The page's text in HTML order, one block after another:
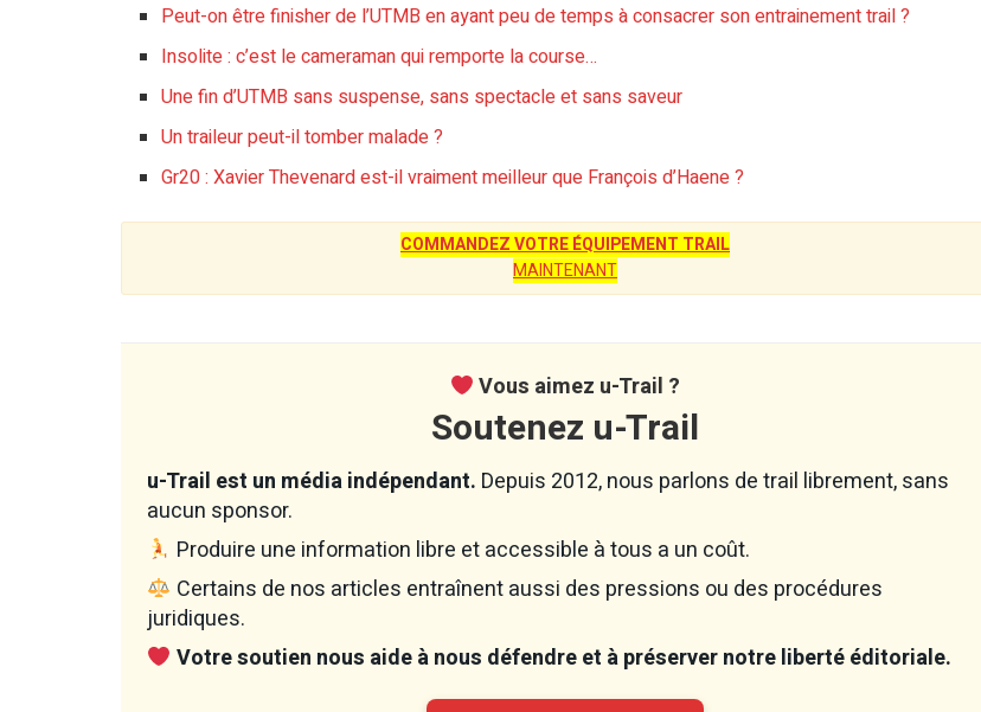
Peut-on être finisher de l’UTMB en ayant peu de temps à consacrer son entrainement trail ?
Insolite : c’est le cameraman qui remporte la course…
Une fin d’UTMB sans suspense, sans spectacle et sans saveur
Un traileur peut-il tomber malade ?
Gr20 : Xavier Thevenard est-il vraiment meilleur que François d’Haene ?
COMMANDEZ VOTRE ÉQUIPEMENT TRAIL
MAINTENANT
Vous aimez u-Trail ?
Soutenez u-Trail
u-Trail est un média indépendant. Depuis 2012, nous parlons de trail librement, sans
aucun sponsor.
Produire une information libre et accessible à tous a un coût.
Certains de nos articles entraînent aussi des pressions ou des procédures
juridiques.
Votre soutien nous aide à nous défendre et à préserver notre liberté éditoriale.